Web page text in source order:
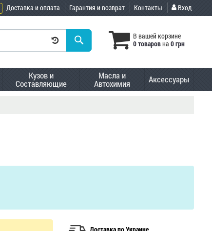
Доставка и оплата Гарантия и возврат Контакты Вход
В вашей корзине
0 товаровна 0 грн
Кузов и
Составляющие
Масла и
Автохимия Аксессуары